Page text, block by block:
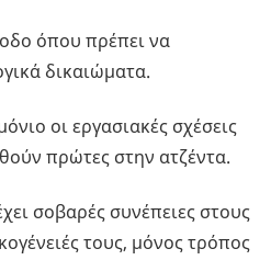
όπου πρέπει να
δικαιώματα.
οι εργασιακές σχέσεις
πρώτες στην ατζέντα.
σοβαρές συνέπειες στους
τους, μόνος τρόπος